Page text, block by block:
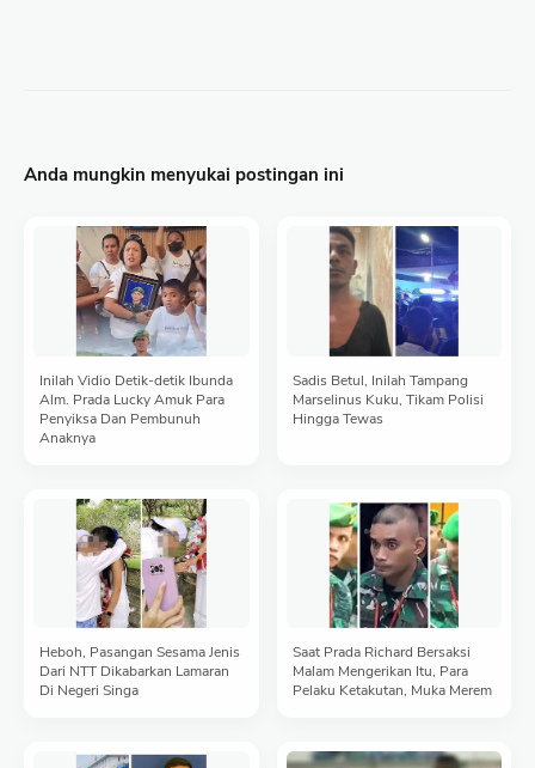
Anda mungkin menyukai postingan ini
Inilah Vidio Detik-detik Ibunda
Alm. Prada Lucky Amuk Para
Penyiksa Dan Pembunuh
Anaknya
Sadis Betul, Inilah Tampang
Marselinus Kuku, Tikam Polisi
Hingga Tewas
Heboh, Pasangan Sesama Jenis
Dari NTT Dikabarkan Lamaran
Di Negeri Singa
Saat Prada Richard Bersaksi
Malam Mengerikan Itu, Para
Pelaku Ketakutan, Muka Merem